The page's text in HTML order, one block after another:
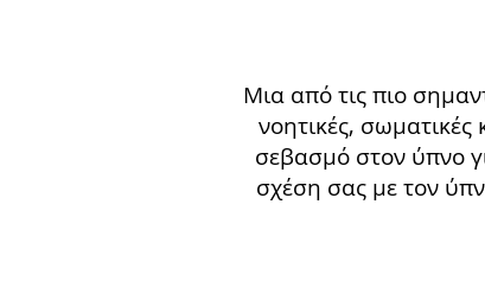
Μια από τις πιο
νοητικές, σωματικές
σεβασμό στον ύπνο
σχέση σας με τον